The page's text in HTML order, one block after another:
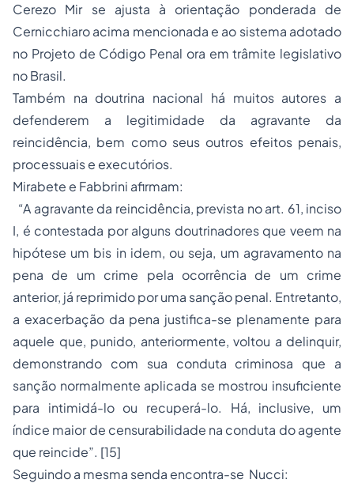
Cerezo Mir se ajusta à orientação ponderada de
Cernicchiaro acima mencionada e ao sistema adotado
no Projeto de Código Penal ora em trâmite legislativo
no Brasil.
Também na doutrina nacional há muitos autores a
defenderem a legitimidade da agravante da
reincidência, bem como seus outros efeitos penais,
processuais e executórios.
Mirabete e Fabbrini afirmam:
“A agravante da reincidência, prevista no art. 61, inciso
I, é contestada por alguns doutrinadores que veem na
hipótese um bis in idem, ou seja, um agravamento na
pena de um crime pela ocorrência de um crime
anterior, já reprimido por uma sanção penal. Entretanto,
a exacerbação da pena justifica-se plenamente para
aquele que, punido, anteriormente, voltou a delinquir,
demonstrando com sua conduta criminosa que a
sanção normalmente aplicada se mostrou insuficiente
para intimidá-lo ou recuperá-lo. Há, inclusive, um
índice maior de censurabilidade na conduta do agente
que reincide”. [15]
Seguindo a mesma senda encontra-se Nucci: